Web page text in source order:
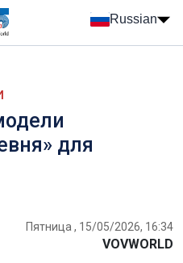
Russian
для
Пятница , 15/05/2026, 16:34
VOVWORLD